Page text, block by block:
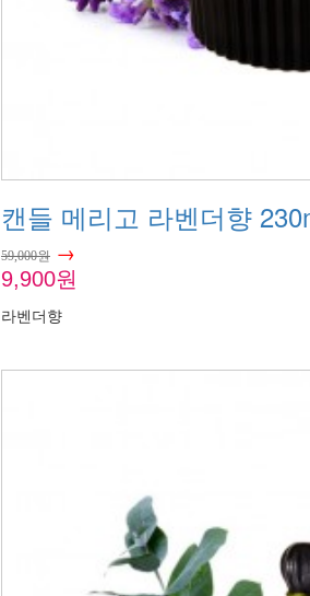
캔들 메리고 라벤더향
59,000원 →
9,900원
라벤더향